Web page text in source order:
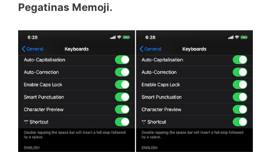
Pegatinas Memoji.